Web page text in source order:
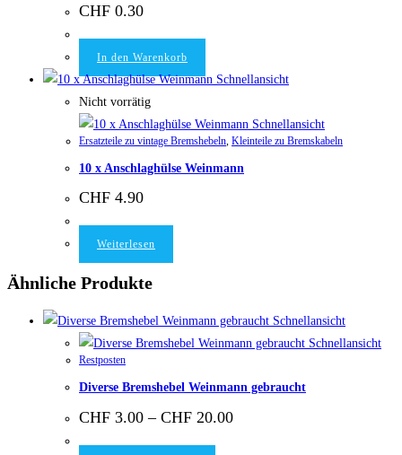
CHF 0.30
In den Warenkorb
Schnellansicht
Nicht vorrätig
Schnellansicht
Ersatzteile zu vintage Bremshebeln, Kleinteile zu Bremskabeln
10 x Anschlaghülse Weinmann
CHF 4.90
Weiterlesen
Ähnliche Produkte
Schnellansicht
Schnellansicht
Restposten
Diverse Bremshebel Weinmann gebraucht
CHF 3.00 – CHF 20.00